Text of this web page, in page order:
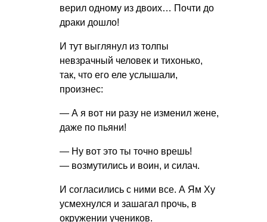
верил одному из двоих… Почти до
драки дошло!
И тут выглянул из толпы
невзрачный человек и тихонько,
так, что его еле услышали,
произнес:
— А я вот ни разу не изменил жене,
даже по пьяни!
— Ну вот это ты точно врешь!
— возмутились и воин, и силач.
И согласились с ними все. А Ям Ху
усмехнулся и зашагал прочь, в
окружении учеников.